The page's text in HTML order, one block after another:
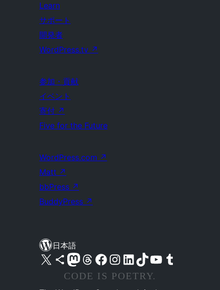
Learn
サポート
開発者
WordPress.tv ↗
参加・貢献
イベント
寄付 ↗
Five for the Future
WordPress.com ↗
Matt ↗
bbPress ↗
BuddyPress ↗
日本語
X (旧 Twitter) アカウントへ Bluesky アカウントへ Mastodon アカウントへ Threads アカウントへ Facebook ページへ Instagram アカウントへ LinkedIn アカウントへTikTok アカウントへ YouTube チャンネルへ Tumblr アカウントへ
CODE IS POETRY.